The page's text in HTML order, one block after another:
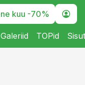
kuu -70%
Galeriid TOPid